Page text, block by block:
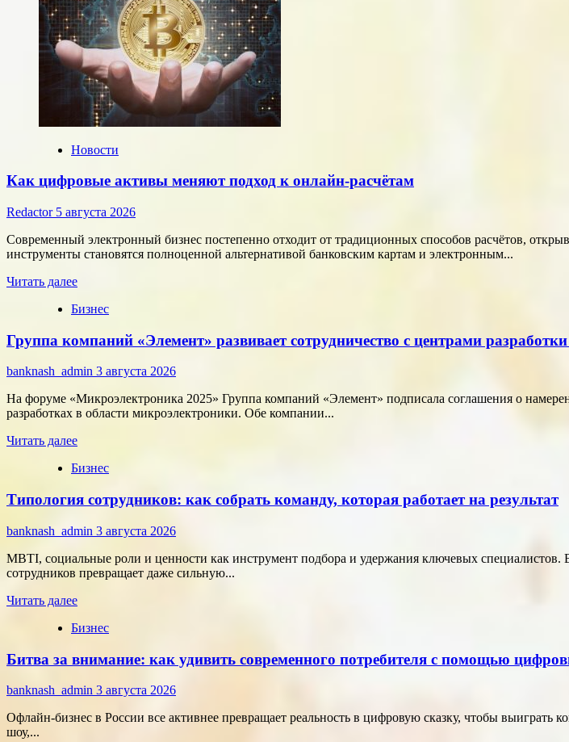
Новости
Как цифровые активы меняют подход к онлайн-расчётам
Redactor 5 августа 2026
Современный электронный бизнес постепенно отходит от традиционных способов расчётов,
инструменты становятся полноценной альтернативой банковским картам и электронным...
Читать далееПрочитать
о
цифровые
меняют
к
онлайн-
Бизнес
Группа компаний «Элемент» развивает сотрудничество с центрами
banknash_admin 3 августа 2026
На форуме «Микроэлектроника 2025» Группа компаний «Элемент» подписала соглашения о
разработках в области микроэлектроники. Обе компании...
Читать далееПрочитать
о
компаний
«Элемент»
развивает
сотрудничество
с
центрами
в
микроэлектроники
Бизнес
Типология сотрудников: как собрать команду, которая работает на результат
banknash_admin 3 августа 2026
MBTI, социальные роли и ценности как инструмент подбора и удержания ключевых
сотрудников превращает даже сильную...
Читать далееПрочитать
о
сотрудников:
собрать
команду,
которая
Бизнес
Битва за внимание: как удивить современного потребителя с помощью
banknash_admin 3 августа 2026
Офлайн-бизнес в России все активнее превращает реальность в цифровую сказку, чтобы
шоу,...